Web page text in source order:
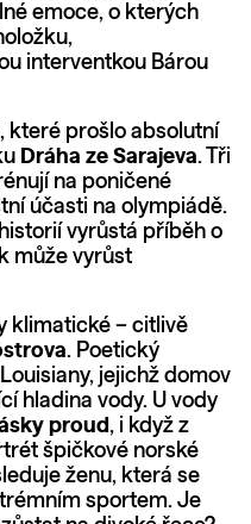
emoce, o kterých
interventkou Bárou
které prošlo absolutní
Dráha ze Sarajeva. Tři
na poničené
účasti na olympiádě.
vyrůstá příběh o
může vyrůst
klimatické – citlivě
. Poetický
jejichž domov
hladina vody. U vody
proud, i když z
špičkové norské
ženu, která se
sportem. Je